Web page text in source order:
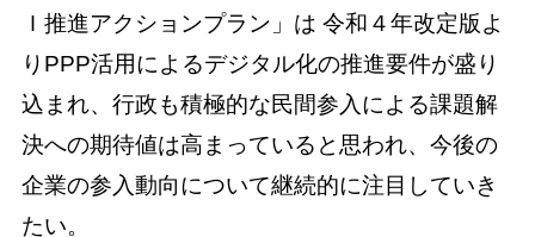
Ｉ推進アクションプラン」は 令和４年改定版よ
りPPP活用によるデジタル化の推進要件が盛り
込まれ、行政も積極的な民間参入による課題解
決への期待値は高まっていると思われ、今後の
企業の参入動向について継続的に注目していき
たい。